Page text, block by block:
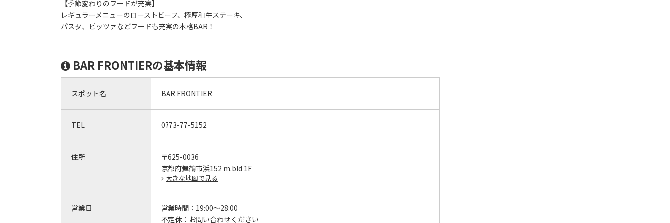
【季節変わりのフードが充実】
レギュラーメニューのローストビーフ、極厚和牛ステーキ、
パスタ、ピッツァなどフードも充実の本格BAR！
BAR FRONTIERの基本情報
スポット名 BAR FRONTIER
TEL 0773-77-5152
住所
〒625-0036
京都府舞鶴市浜152 m.bld 1F
大きな地図で見る
営業日 営業時間： 19:00～28:00
不定休： お問い合わせください